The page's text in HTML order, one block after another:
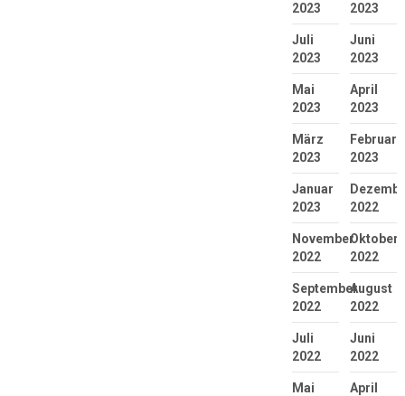
2023
2023
Juli
2023
Juni
2023
Mai
2023
April
2023
März
2023
Februar
2023
Januar
2023
2022
November
2022
Oktober
2022
September
2022
August
2022
Juli
2022
Juni
2022
Mai
April